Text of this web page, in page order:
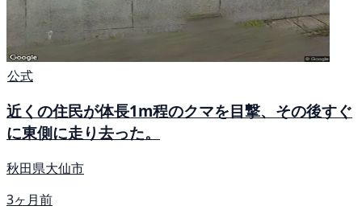
公式
近くの住民が体長1m程のクマを目撃、その後すぐ
に東側に走り去った。
秋田県大仙市
3ヶ月前